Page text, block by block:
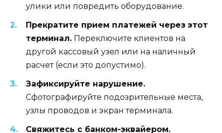
улики или повредить оборудование.
Прекратите прием платежей через этот
терминал. Переключите клиентов на
другой кассовый узел или на наличный
расчет (если это допустимо).
Зафиксируйте нарушение.
Сфотографируйте подозрительные места,
узлы проводов и экран терминала.
Свяжитесь с банком-эквайером.